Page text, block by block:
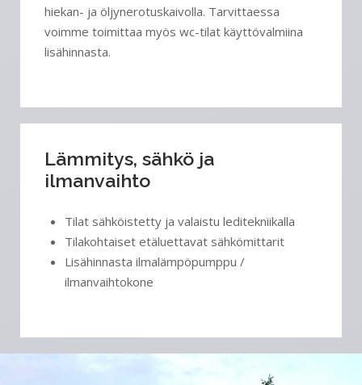
hiekan- ja öljynerotuskaivolla. Tarvittaessa
voimme toimittaa myös wc-tilat käyttövalmiina
lisähinnasta.
Lämmitys, sähkö ja
ilmanvaihto
Tilat sähköistetty ja valaistu leditekniikalla
Tilakohtaiset etäluettavat sähkömittarit
Lisähinnasta ilmalämpöpumppu /
ilmanvaihtokone